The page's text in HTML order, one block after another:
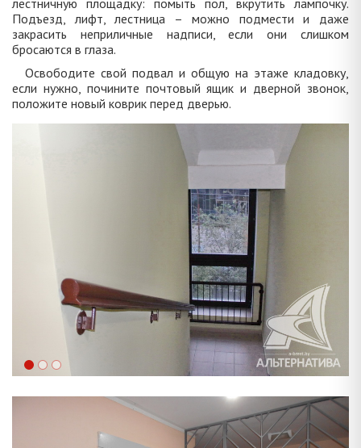
лестничную площадку: помыть пол, вкрутить лампочку.
Подъезд, лифт, лестница – можно подмести и даже
закрасить неприличные надписи, если они слишком
бросаются в глаза.
Освободите свой подвал и общую на этаже кладовку,
если нужно, почините почтовый ящик и дверной звонок,
положите новый коврик перед дверью.